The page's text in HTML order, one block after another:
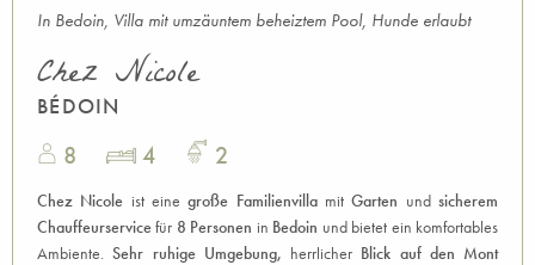
In Bedoin, Villa mit umzäuntem beheiztem Pool, Hunde erlaubt
Chez Nicole
BÉDOIN
8 4 2
Chez Nicole ist eine große Familienvilla mit Garten und sicherem
Chauffeurservicefür 8 Personen in Bedoin und bietet ein komfortables
Ambiente. Sehr ruhige Umgebung, herrlicher Blick auf den Mont